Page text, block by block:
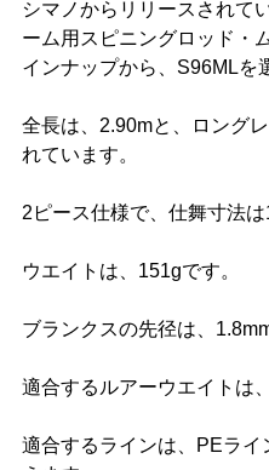
シマノからリリースされて
ーム用スピニングロッド・
インナップから、S96MLを
全長は、2.90mと、ロング
れています。
2ピース仕様で、仕舞寸法
ウエイトは、151gです。
ブランクスの先径は、
適合するルアーウエイトは
適合するラインは、PEラ